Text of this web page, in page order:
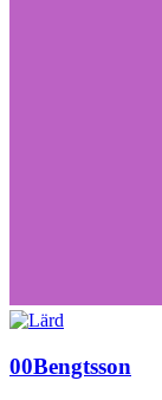
00Bengtsson